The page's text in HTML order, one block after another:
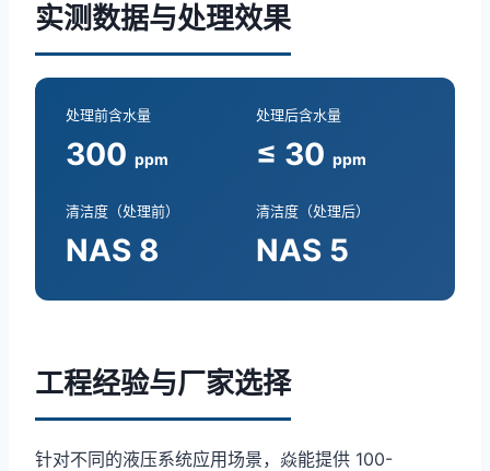
实测数据与处理效果
处理前含水量
300 ppm
处理后含水量
≤ 30 ppm
清洁度（处理前）
NAS 8
清洁度（处理后）
NAS 5
工程经验与厂家选择
针对不同的液压系统应用场景，焱能提供 100-